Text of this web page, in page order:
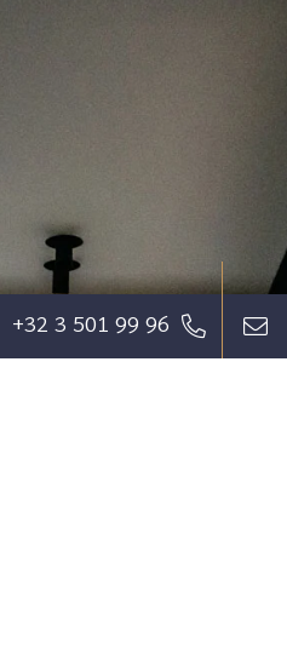
+32 3 501 99 96